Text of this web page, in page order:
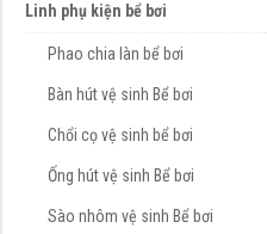
Linh phụ kiện bể bơi
Phao chia làn bể bơi
Bàn hút vệ sinh Bể bơi
Chổi cọ vệ sinh bể bơi
Ống hút vệ sinh Bể bơi
Sào nhôm vệ sinh Bể bơi